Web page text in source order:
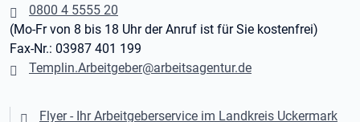
0800 4 5555 20
(Mo-Fr von 8 bis 18 Uhr der Anruf ist für Sie kostenfrei)
Fax-Nr.: 03987 401 199
Templin.Arbeitgeber@arbeitsagentur.de
Flyer - Ihr Arbeitgeberservice im Landkreis Uckermark